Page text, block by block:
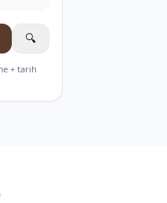
🔍
+ tarih